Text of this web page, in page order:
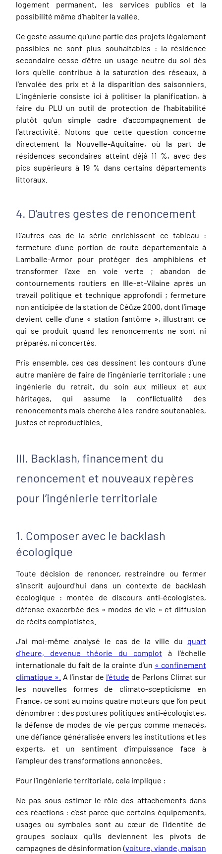
logement permanent, les services publics et la
possibilité même d’habiter la vallée.
Ce geste assume qu’une partie des projets légalement
possibles ne sont plus souhaitables : la résidence
secondaire cesse d’être un usage neutre du sol dès
lors qu’elle contribue à la saturation des réseaux, à
l’envolée des prix et à la disparition des saisonniers.
L’ingénierie consiste ici à politiser la planification, à
faire du PLU un outil de protection de l’habitabilité
plutôt qu’un simple cadre d’accompagnement de
l’attractivité. Notons que cette question concerne
directement la Nouvelle-Aquitaine, où la part de
résidences secondaires atteint déjà 11 %, avec des
pics supérieurs à 19 % dans certains départements
littoraux.
4. D’autres gestes de renoncement
D’autres cas de la série enrichissent ce tableau :
fermeture d’une portion de route départementale à
Lamballe-Armor pour protéger des amphibiens et
transformer l’axe en voie verte ; abandon de
contournements routiers en Ille-et-Vilaine après un
travail politique et technique approfondi ; fermeture
non anticipée de la station de Céüze 2000, dont l’image
devient celle d’une « station fantôme », illustrant ce
qui se produit quand les renoncements ne sont ni
préparés, ni concertés.
Pris ensemble, ces cas dessinent les contours d’une
autre manière de faire de l’ingénierie territoriale : une
ingénierie du retrait, du soin aux milieux et aux
héritages, qui assume la conflictualité des
renoncements mais cherche à les rendre soutenables,
justes et reproductibles.
III. Backlash, financement du
renoncement et nouveaux repères
pour l’ingénierie territoriale
1. Composer avec le backlash
écologique
Toute décision de renoncer, restreindre ou fermer
s’inscrit aujourd’hui dans un contexte de backlash
écologique : montée de discours anti-écologistes,
défense exacerbée des « modes de vie » et diffusion
de récits complotistes.
J’ai moi-même analysé le cas de la ville du quart
d’heure, devenue théorie du complot à l’échelle
internationale du fait de la crainte d’un « confinement
climatique ». A l’instar de l’étude de Parlons Climat sur
les nouvelles formes de climato-scepticisme en
France, ce sont au moins quatre moteurs que l’on peut
dénombrer : des postures politiques anti-écologistes,
la défense de modes de vie perçus comme menacés,
une défiance généralisée envers les institutions et les
experts, et un sentiment d’impuissance face à
l’ampleur des transformations annoncées.
Pour l’ingénierie territoriale, cela implique :
Ne pas sous-estimer le rôle des attachements dans
ces réactions : c’est parce que certains équipements,
usages ou symboles sont au cœur de l’identité de
groupes sociaux qu’ils deviennent les pivots de
campagnes de désinformation (voiture, viande, maison